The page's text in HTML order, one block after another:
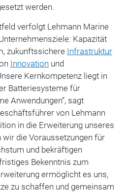
werden.
verfolgt Lehmann Marine
Kapazität
zukunftssichere Infrastruktur
Innovation und
Kernkompetenz liegt in
Batteriesysteme für
Anwendungen“, sagt
von Lehmann
in die Erweiterung unseres
die Voraussetzungen für
und bekräftigen
Bekenntnis zum
ermöglicht es uns,
zu schaffen und gemeinsam